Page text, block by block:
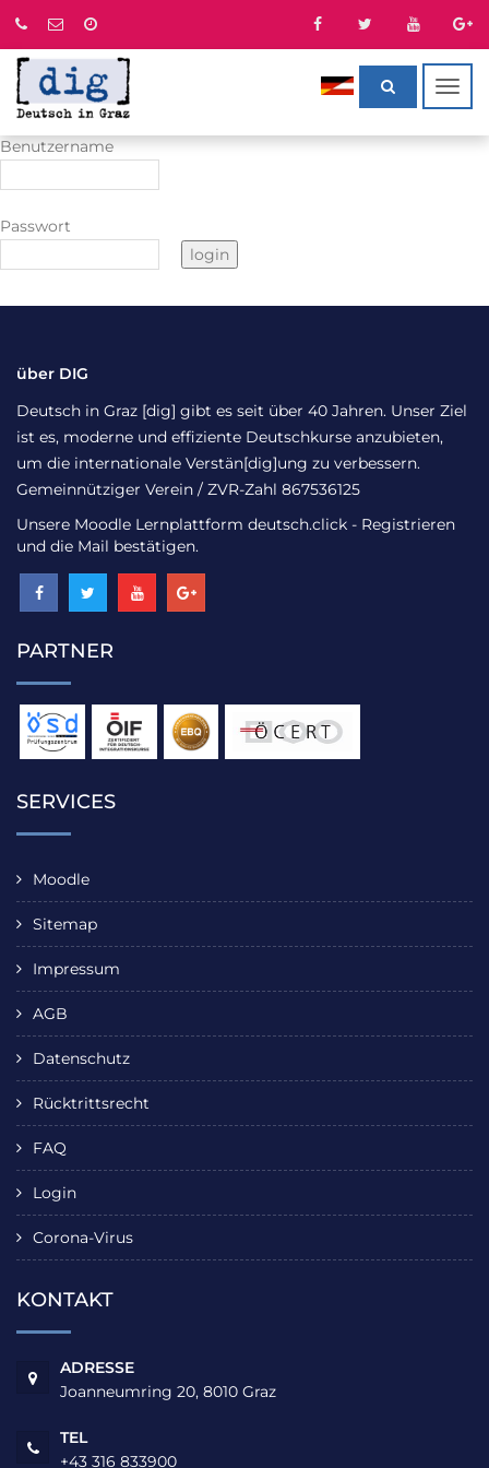
Benutzername
Passwort
über DIG
Deutsch in Graz [dig] gibt es seit über 40 Jahren. Unser Ziel
ist es, moderne und effiziente Deutschkurse anzubieten,
um die internationale Verstän[dig]ung zu verbessern.
Gemeinnütziger Verein / ZVR-Zahl 867536125
Unsere Moodle Lernplattform deutsch.click - Registrieren
und die Mail bestätigen.
PARTNER
SERVICES
Moodle
Sitemap
Impressum
AGB
Datenschutz
Rücktrittsrecht
FAQ
Login
Corona-Virus
KONTAKT
ADRESSE
Joanneumring 20, 8010 Graz
TEL
+43 316 833900